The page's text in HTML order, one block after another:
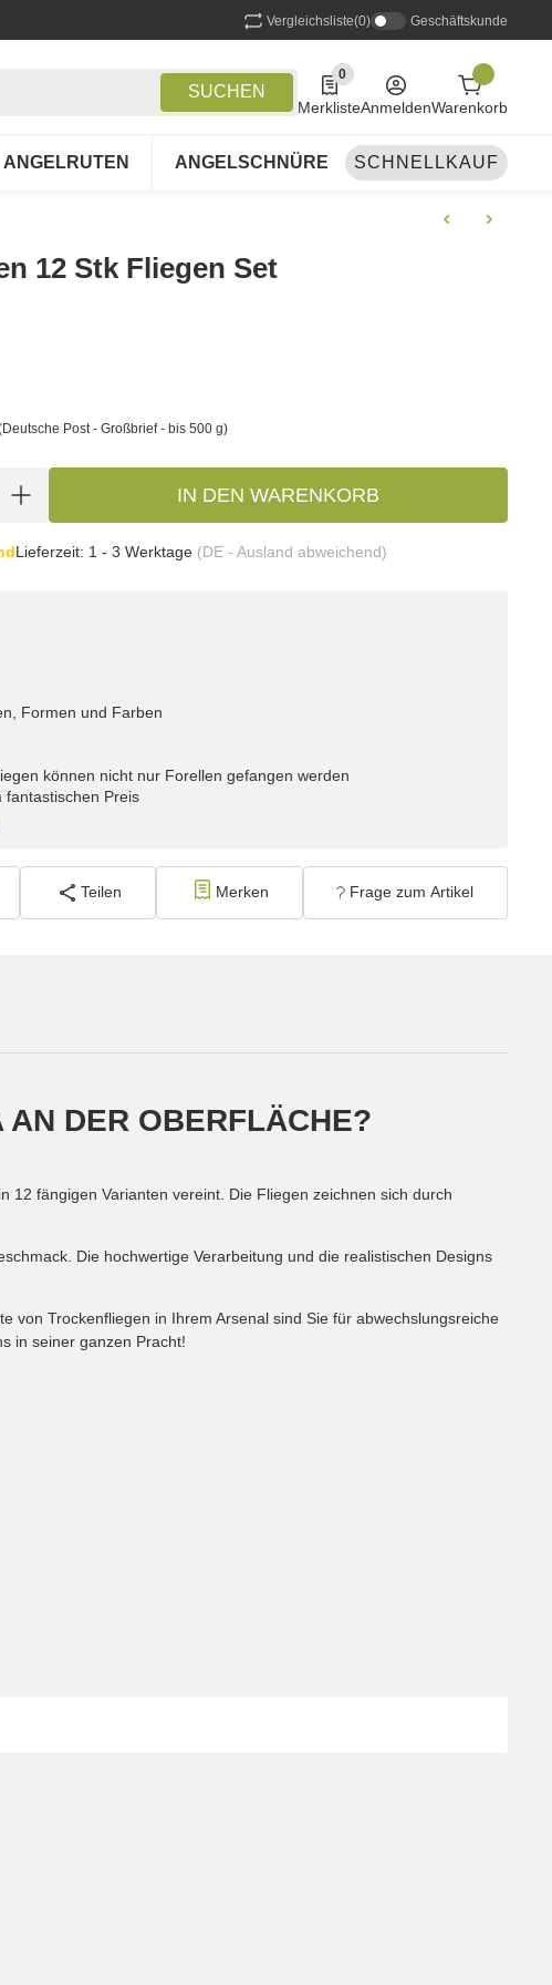
Vergleichsliste(0) Geschäftskunde
SUCHEN
0
0 Produkte in der Liste
MerklisteAnmeldenWarenkorb
ANGELRUTEN ANGELSCHNÜRE ANGELSETS
SCHNELLKAUF
12 Stk Fliegen Set
Post - Großbrief - bis 500 g)
IN DEN WARENKORB
Lieferzeit: 1 - 3 Werktage (DE - Ausland abweichend)
Formen und Farben
können nicht nur Forellen gefangen werden
fantastischen Preis
Teilen Merken Frage zum Artikel
AN DER OBERFLÄCHE?
12 fängigen Varianten vereint. Die Fliegen zeichnen sich durch
Die hochwertige Verarbeitung und die realistischen Designs
von Trockenfliegen in Ihrem Arsenal sind Sie für abwechslungsreiche
in seiner ganzen Pracht!